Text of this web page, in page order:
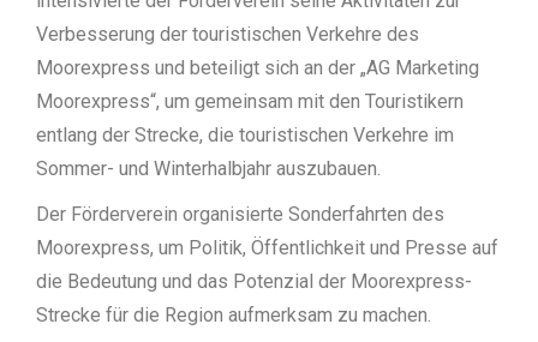
Verbesserung der touristischen Verkehre des
Moorexpress und beteiligt sich an der „AG Marketing
Moorexpress“, um gemeinsam mit den Touristikern
entlang der Strecke, die touristischen Verkehre im
Sommer- und Winterhalbjahr auszubauen.
Der Förderverein organisierte Sonderfahrten des
Moorexpress, um Politik, Öffentlichkeit und Presse auf
die Bedeutung und das Potenzial der Moorexpress-
Strecke für die Region aufmerksam zu machen.